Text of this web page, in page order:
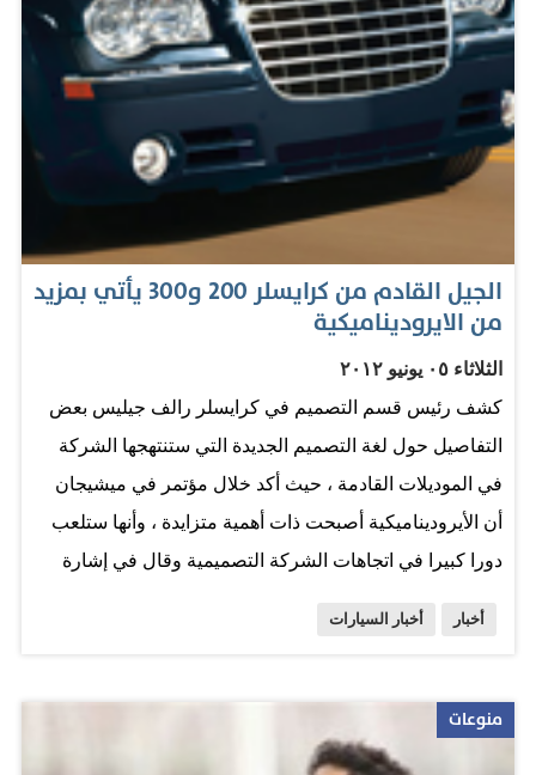
نشر يوم الثاني من يناير الماضي، بينما اكدت سوذبيز عبر
مكتبها الإعلامي يوم 14 كانون الأول انها اشترت النسخ من
عائلة محفوظ مباشرة، وأن المزاد تم ايقافه في اللحظة
الأخيرة بسبب تدخل فرد آخر من العائلة مسجلاً اعتراضه على
عقد البيع. وأوضح المكتب أن تجميد مزاد المخطوطات مستمر
حتى يتم حل المشكلة قانونياً. هذه هي المخطوطات العربية
المعاصرة الوحيدة ربما التي وصلت الى صالات المزادات
العالمية، ربما لأن…
الجيل القادم من كرايسلر 200 و300 يأتي بمزيد
من الايروديناميكية
الثلاثاء ٠٥ يونيو ٢٠١٢
كشف رئيس قسم التصميم في كرايسلر رالف جيليس بعض
التفاصيل حول لغة التصميم الجديدة التي ستنتهجها الشركة
في الموديلات القادمة ، حيث أكد خلال مؤتمر في ميشيجان
أن الأيروديناميكية أصبحت ذات أهمية متزايدة ، وأنها ستلعب
دورا كبيرا في اتجاهات الشركة التصميمية وقال في إشارة
طرازات السيارات الأيروديناميكية من أي وقت مضي. وكجزء
أخبار أخبار السيارات
منوعات